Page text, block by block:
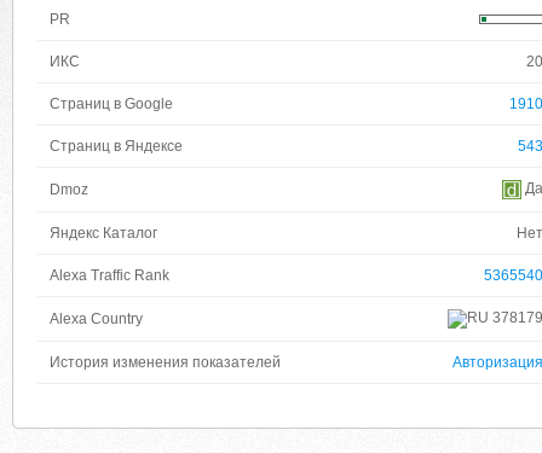
PR
ИКС 20
Страниц в Google 1910
Страниц в Яндексе 543
Dmoz Да
Яндекс Каталог Нет
Alexa Traffic Rank 5365540
Alexa Country 378179
История изменения показателей Авторизация